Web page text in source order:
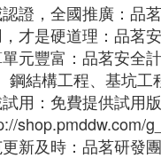
證，全國推廣：品
才是硬道理：品茗
元豐富：品茗安全
鋼結構工程、基坑工
用：免費提供試用
shop.pmddw.com/
新及時：品茗研發